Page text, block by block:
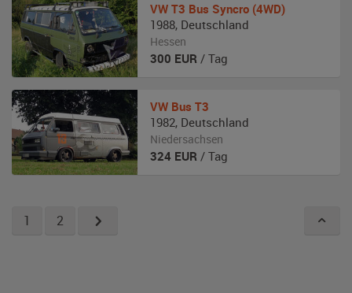
VW T3 Bus Syncro (4WD)
1988, Deutschland
Hessen
300 EUR / Tag
VW Bus T3
1982, Deutschland
Niedersachsen
324 EUR / Tag
1 2